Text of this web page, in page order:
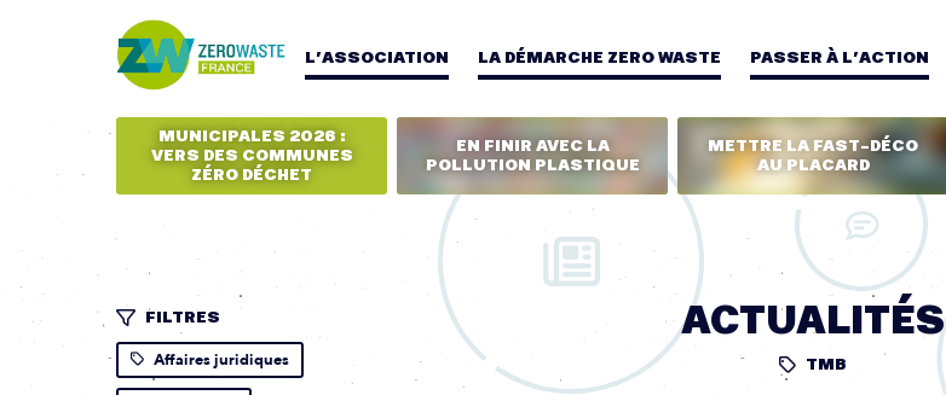
L’ASSOCIATION LA DÉMARCHE ZERO WASTE PASSER À L’ACTION
MUNICIPALES 2026 :
VERS DES COMMUNES
ZÉRO DÉCHET
EN FINIR AVEC LA
POLLUTION PLASTIQUE
METTRE LA FAST-DÉCO
AU PLACARD
FILTRES
Affaires juridiques
ACTUALITÉS
TMB